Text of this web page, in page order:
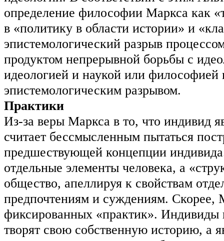
определение философии Маркса как
в «политику в области истории» и
эпистемологический разрыв
продуктом непрерывной борьбы с
идеологией и наукой или философией
эпистемологическим разрывом.
Практики
Из-за веры Маркса в то, что индивид
считает бессмысленным пытаться
предшествующей концепции
отдельные элементы человека, а
общество, апеллируя к свойствам
предпочтениям и суждениям. Скорее,
фиксированных «практик».
творят свою собственную историю, а